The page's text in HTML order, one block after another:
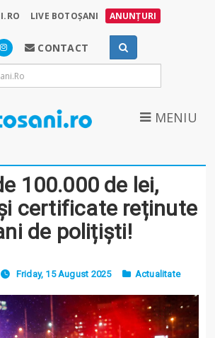
LIVE BOTOȘANI ANUNȚURI
CONTACT
MENIU
100.000 de lei,
certificate reținute
de polițiști!
Friday, 15 August 2025 Actualitate